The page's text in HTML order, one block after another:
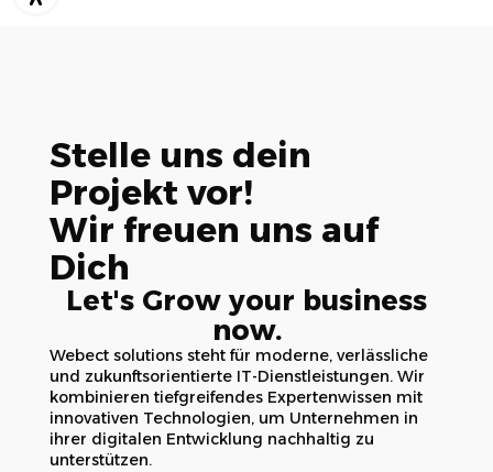
Stelle uns dein
Projekt vor!
Wir freuen uns auf
Dich
Let's Grow your business
now.
Webect solutions steht für moderne, verlässliche
und zukunftsorientierte IT-Dienstleistungen. Wir
kombinieren tiefgreifendes Expertenwissen mit
innovativen Technologien, um Unternehmen in
ihrer digitalen Entwicklung nachhaltig zu
unterstützen.